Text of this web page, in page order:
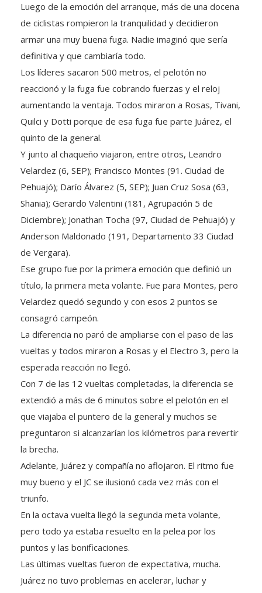
de ciclistas rompieron la tranquilidad y decidieron
armar una muy buena fuga. Nadie imaginó que sería
definitiva y que cambiaría todo.
Los líderes sacaron 500 metros, el pelotón no
reaccionó y la fuga fue cobrando fuerzas y el reloj
aumentando la ventaja. Todos miraron a Rosas, Tivani,
Quilci y Dotti porque de esa fuga fue parte Juárez, el
quinto de la general.
Y junto al chaqueño viajaron, entre otros, Leandro
Velardez (6, SEP); Francisco Montes (91. Ciudad de
Pehuajó); Darío Álvarez (5, SEP); Juan Cruz Sosa (63,
Shania); Gerardo Valentini (181, Agrupación 5 de
Diciembre); Jonathan Tocha (97, Ciudad de Pehuajó) y
Anderson Maldonado (191, Departamento 33 Ciudad
de Vergara).
Ese grupo fue por la primera emoción que definió un
título, la primera meta volante. Fue para Montes, pero
Velardez quedó segundo y con esos 2 puntos se
consagró campeón.
La diferencia no paró de ampliarse con el paso de las
vueltas y todos miraron a Rosas y el Electro 3, pero la
esperada reacción no llegó.
Con 7 de las 12 vueltas completadas, la diferencia se
extendió a más de 6 minutos sobre el pelotón en el
que viajaba el puntero de la general y muchos se
preguntaron si alcanzarían los kilómetros para revertir
la brecha.
Adelante, Juárez y compañía no aflojaron. El ritmo fue
muy bueno y el JC se ilusionó cada vez más con el
triunfo.
En la octava vuelta llegó la segunda meta volante,
pero todo ya estaba resuelto en la pelea por los
puntos y las bonificaciones.
Las últimas vueltas fueron de expectativa, mucha.
Juárez no tuvo problemas en acelerar, luchar y
comandar el grupo líder. Lejos quedaron Rosas, Tivani,